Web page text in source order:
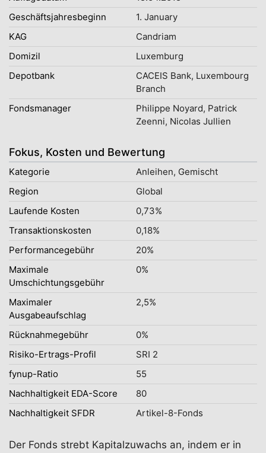
Geschäftsjahresbeginn
1. January
KAG
Candriam
Domizil
Luxemburg
Depotbank
CACEIS Bank, Luxembourg
Branch
Fondsmanager
Philippe Noyard, Patrick
Zeenni, Nicolas Jullien
Fokus, Kosten und Bewertung
Kategorie
Anleihen, Gemischt
Region
Global
Laufende Kosten
0,73%
Transaktionskosten
0,18%
Performancegebühr
20%
Maximale
Umschichtungsgebühr
0%
Maximaler
Ausgabeaufschlag
2,5%
Rücknahmegebühr
0%
Risiko-Ertrags-Profil
SRI 2
fynup-Ratio
55
Nachhaltigkeit EDA-Score
80
Nachhaltigkeit SFDR
Artikel-8-Fonds
Der Fonds strebt Kapitalzuwachs an, indem er in